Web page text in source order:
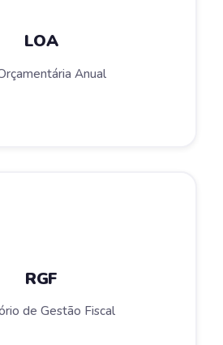
LOA
Anual
RGF
de Gestão Fiscal